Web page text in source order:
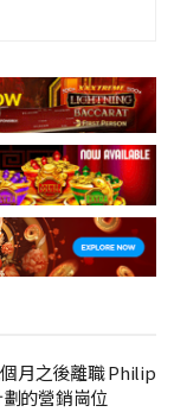
月之後離職 Philip
的營銷崗位